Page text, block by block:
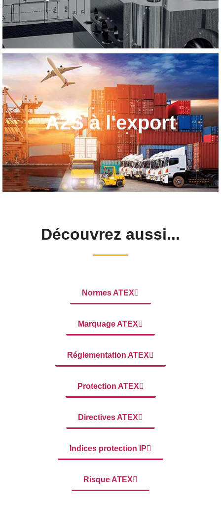
A2S à l'export
Découvrez aussi...
Normes ATEX
Marquage ATEX
Réglementation ATEX
Protection ATEX
Directives ATEX
Indices protection IP
Risque ATEX